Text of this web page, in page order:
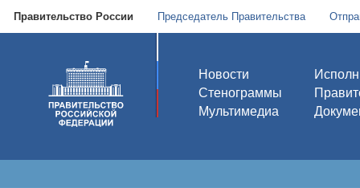
Правительство России Председатель Правительства
Новости
Стенограммы
Мультимедиа